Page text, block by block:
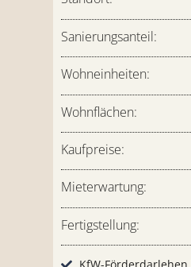
Sanierungsanteil:
Wohneinheiten:
Wohnflächen:
Kaufpreise:
Mieterwartung:
Fertigstellung: